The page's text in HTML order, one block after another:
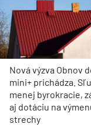
Nová výzva Obnov
mini+ prichádza.
menej byrokracie,
aj dotáciu na
strechy